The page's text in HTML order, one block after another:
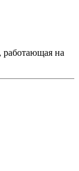
работающая на